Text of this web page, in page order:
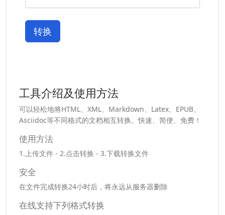
转换
工具介绍及使用方法
可以轻松地将HTML、XML、Markdown、Latex、EPUB、
Asciidoc等不同格式的文档相互转换。快速、简便、免费！
使用方法
1.上传文件 - 2.点击转换 - 3.下载转换文件
安全
在文件完成转换24小时后，将永远从服务器删除
在线支持下列格式转换